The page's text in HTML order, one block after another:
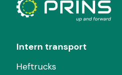
Intern transport
Heftrucks